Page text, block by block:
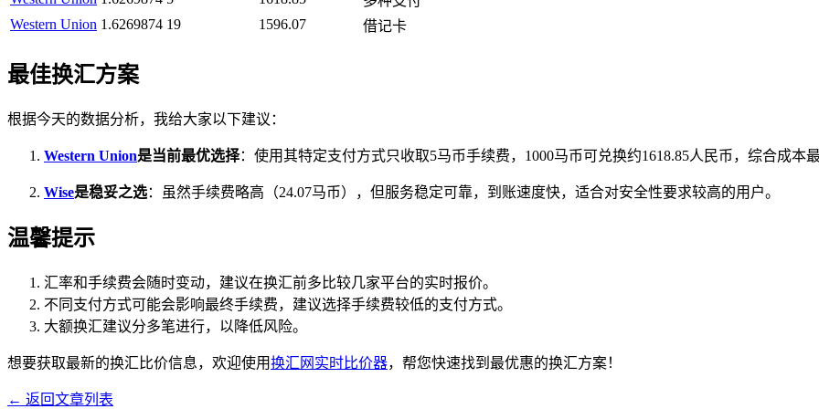
Western Union 1.6269874 19 1596.07 借记卡
最佳换汇方案
根据今天的数据分析，我给大家以下建议：
Western Union是当前最优选择：使用其特定支付方式只收取5马币手续费，1000马币可兑换约1618.85人民币，综合成本
Wise是稳妥之选：虽然手续费略高（24.07马币），但服务稳定可靠，到账速度快，适合对安全性要求较高的用户。
温馨提示
汇率和手续费会随时变动，建议在换汇前多比较几家平台的实时报价。
不同支付方式可能会影响最终手续费，建议选择手续费较低的支付方式。
大额换汇建议分多笔进行，以降低风险。
想要获取最新的换汇比价信息，欢迎使用换汇网实时比价器，帮您快速找到最优惠的换汇方案！
← 返回文章列表